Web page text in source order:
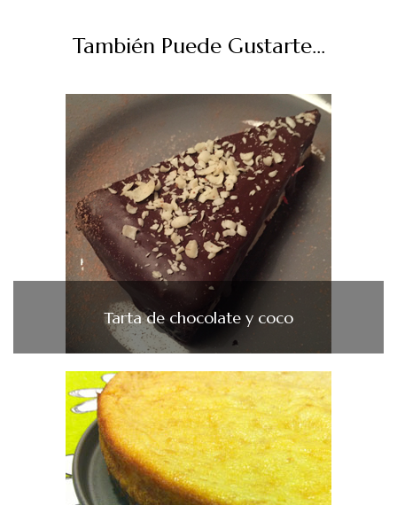
También Puede Gustarte...
Tarta de chocolate y coco